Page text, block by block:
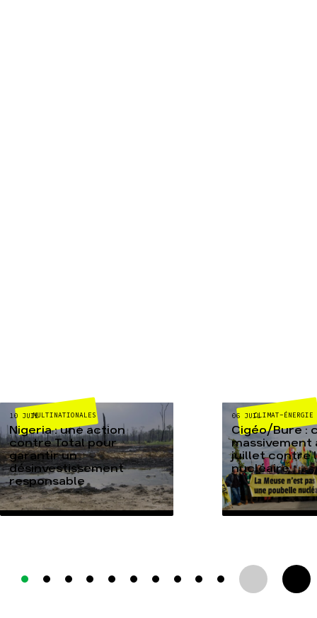
MULTINATIONALES
10 JUIL
Nigeria : une action
contre Total pour
garantir un
désinvestissement
responsable
CLIMAT-ÉNERGIE
06 JUIL
Cigéo/Bure :
massivement
juillet contre
nucléaire